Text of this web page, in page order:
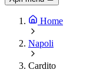
Home
Napoli
Cardito